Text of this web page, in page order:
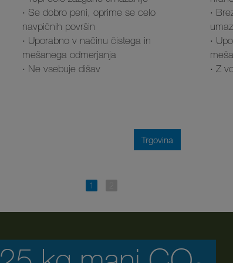
Trgovina
· Se dobro peni, oprime se celo
navpičnih površin
· Uporabno v načinu čistega in
mešanega odmerjanja
· Ne vsebuje dišav
·
·
· Z